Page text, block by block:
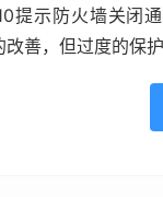
示防火墙关闭通
善，但过度的保